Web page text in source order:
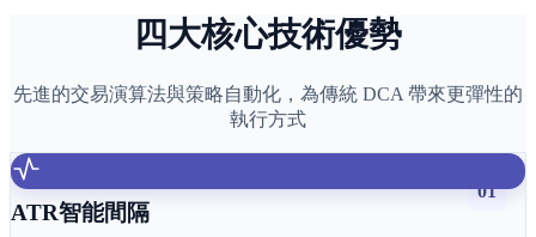
四大核心技術優勢
先進的交易演算法與策略自動化，為傳統 DCA 帶來更彈性的
執行方式
01
ATR智能間隔